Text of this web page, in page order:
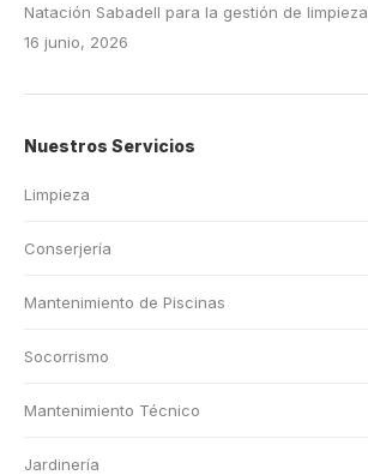
Natación Sabadell para la gestión de limpieza
16 junio, 2026
Nuestros Servicios
Limpieza
Conserjería
Mantenimiento de Piscinas
Socorrismo
Mantenimiento Técnico
Jardinería